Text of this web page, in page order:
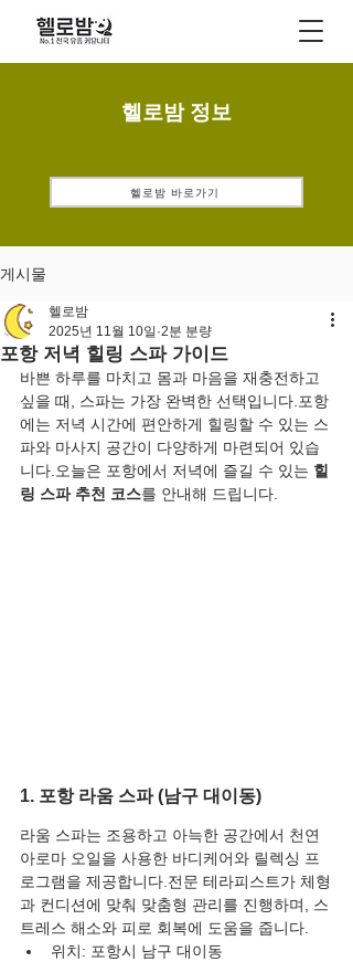
헬로밤 정보
헬로밤 바로가기
게시물
포항 저녁 힐링 스파 가이드
헬로밤
2025년 11월 10일 2분 분량
바쁜 하루를 마치고 몸과 마음을 재충전하고
싶을 때, 스파는 가장 완벽한 선택입니다.포항
에는 저녁 시간에 편안하게 힐링할 수 있는 스
파와 마사지 공간이 다양하게 마련되어 있습
니다.오늘은 포항에서 저녁에 즐길 수 있는 힐
링 스파 추천 코스를 안내해 드립니다.
1. 포항 라움 스파 (남구 대이동)
라움 스파는 조용하고 아늑한 공간에서 천연
아로마 오일을 사용한 바디케어와 릴렉싱 프
로그램을 제공합니다.전문 테라피스트가 체형
과 컨디션에 맞춰 맞춤형 관리를 진행하며, 스
트레스 해소와 피로 회복에 도움을 줍니다.
위치: 포항시 남구 대이동